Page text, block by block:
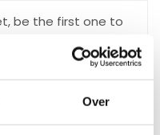
Over
be the first one to